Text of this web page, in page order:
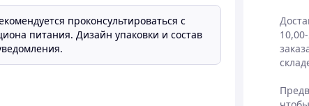
проконсультироваться с
питания. Дизайн упаковки и состав